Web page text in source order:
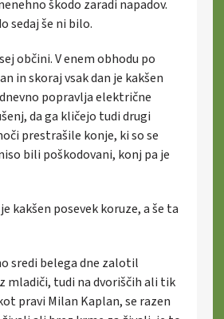
škodo zaradi napadov.
sedaj še ni bilo.
občini. V enem obhodu po
in skoraj vsak dan je kakšen
popravlja električne
da ga kličejo tudi drugi
prestrašile konje, ki so se
bili poškodovani, konj pa je
kakšen posevek koruze, a še ta
sredi belega dne zalotil
mladiči, tudi na dvoriščih ali tik
pravi Milan Kaplan, se razen